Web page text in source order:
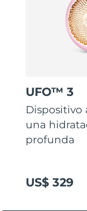
UFO™ 3
Dispositivo
una
profunda
US$ 329